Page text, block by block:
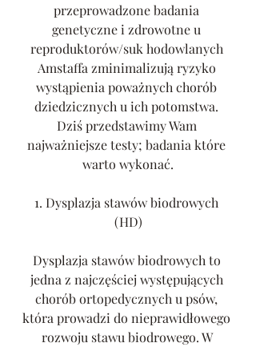
przeprowadzone badania
genetyczne i zdrowotne u
reproduktorów/suk hodowlanych
Amstaffa zminimalizują ryzyko
wystąpienia poważnych chorób
dziedzicznych u ich potomstwa.
Dziś przedstawimy Wam
najważniejsze testy; badania które
warto wykonać.
1. Dysplazja stawów biodrowych
(HD)
Dysplazja stawów biodrowych to
jedna z najczęściej występujących
chorób ortopedycznych u psów,
która prowadzi do nieprawidłowego
rozwoju stawu biodrowego. W